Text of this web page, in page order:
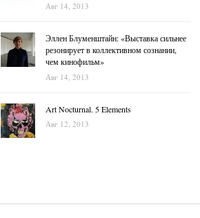
Авг 14, 2013
Эллен Блуменштайн: «Выставка сильнее
резонирует в коллективном сознании,
чем кинофильм»
Авг 14, 2013
Art Nocturnal. 5 Elements
Авг 12, 2013